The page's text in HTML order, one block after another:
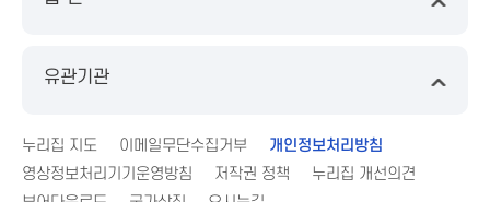
유관기관
누리집 지도 이메일무단수집거부
개인정보처리방침
영상정보처리기기운영방침
저작권 정책
누리집 개선의견